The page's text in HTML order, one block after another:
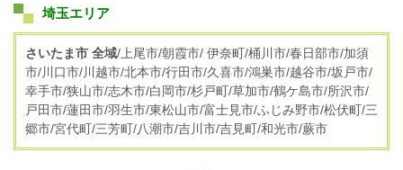
埼玉エリア
さいたま市 全域/上尾市/朝霞市/ 伊奈町/桶川市/春日部市/加須
市/川口市/川越市/北本市/行田市/久喜市/鴻巣市/越谷市/坂戸市/
幸手市/狭山市/志木市/白岡市/杉戸町/草加市/鶴ケ島市/所沢市/
戸田市/蓮田市/羽生市/東松山市/富士見市/ふじみ野市/松伏町/三
郷市/宮代町/三芳町/八潮市/吉川市/吉見町/和光市/蕨市